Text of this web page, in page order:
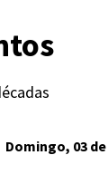
Domingo, 03